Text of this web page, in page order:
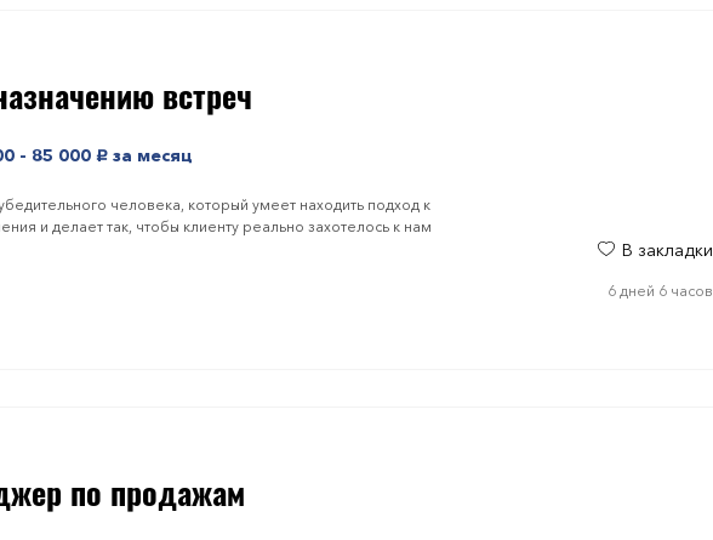
встреч
- 85 000 руб. за месяц
человека, который умеет находить подход к
и делает так, чтобы клиенту реально захотелось к нам
В закладки
6 дней 6 часов
по продажам